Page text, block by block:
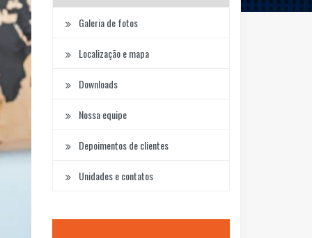
Galeria de fotos
Localização e mapa
Downloads
Nossa equipe
Depoimentos de clientes
Unidades e contatos